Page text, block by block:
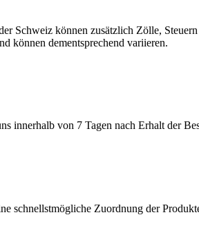
Schweiz können zusätzlich Zölle,
können dementsprechend variieren.
innerhalb von 7 Tagen nach Erhalt der
schnellstmögliche Zuordnung der